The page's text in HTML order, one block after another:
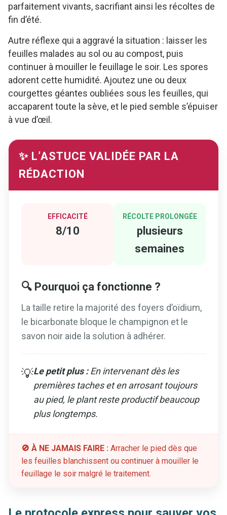
parfaitement vivants, sacrifiant ainsi les récoltes de
fin d’été.
Autre réflexe qui a aggravé la situation : laisser les
feuilles malades au sol ou au compost, puis
continuer à mouiller le feuillage le soir. Les spores
adorent cette humidité. Ajoutez une ou deux
courgettes géantes oubliées sous les feuilles, qui
accaparent toute la sève, et le pied semble s’épuiser
à vue d’œil.
✨ L’ASTUCE VALIDÉE PAR LA
RÉDACTION
EFFICACITÉ
8/10
RÉCOLTE PROLONGÉE
plusieurs
semaines
🔍 Pourquoi ça fonctionne ?
La taille retire la majorité des foyers d’oïdium,
le bicarbonate bloque le champignon et le
savon noir aide la solution à adhérer.
💡Le petit plus :En intervenant dès les
premières taches et en arrosant toujours
au pied, le plant reste productif beaucoup
plus longtemps.
🚫 À NE JAMAIS FAIRE : Arracher le pied dès que
les feuilles blanchissent ou continuer à mouiller le
feuillage le soir malgré le traitement.